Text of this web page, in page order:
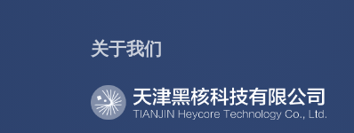
关于我们